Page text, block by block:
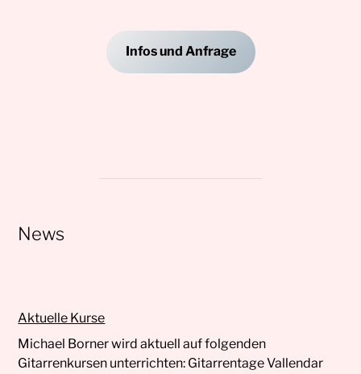
Infos und Anfrage
News
Aktuelle Kurse
Michael Borner wird aktuell auf folgenden
Gitarrenkursen unterrichten: Gitarrentage Vallendar